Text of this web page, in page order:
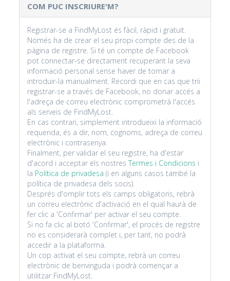
COM PUC INSCRIURE'M?
Registrar-se a FindMyLost és fàcil, ràpid i gratuït.
Només ha de crear el seu propi compte des de la
pàgina de registre. Si té un compte de Facebook
pot connectar-se directament recuperant la seva
informació personal sense haver de tornar a
introduir-la manualment. Recordi que en cas que triï
registrar-se a través de Facebook, no donar accés a
l'adreça de correu electrònic comprometrà l'accés
als serveis de FindMyLost.
En cas contrari, simplement introdueixi la informació
requerida, és a dir, nom, cognoms, adreça de correu
electrònic i contrasenya.
Finalment, per validar el seu registre, ha d'estar
d'acord i acceptar els nostresTermes i Condicions i
la Política de privadesa (i en alguns casos també la
política de privadesa dels socis).
Després d'omplir tots els camps obligatoris, rebrà
un correu electrònic d'activació en el qual haurà de
fer clic a 'Confirmar' per activar el seu compte.
Si no fa clic al botó 'Confirmar', el procés de registre
no es considerarà complet i, per tant, no podrà
accedir a la plataforma.
Un cop activat el seu compte, rebrà un correu
electrònic de benvinguda i podrà començar a
utilitzar FindMyLost.